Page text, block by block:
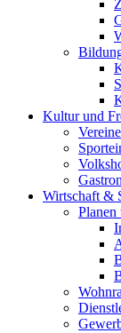
Kultur und
Vereine
Wirtschaft &
Planen